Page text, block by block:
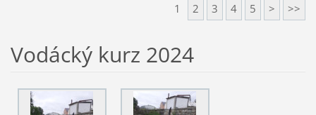
1 2 3 4 5 > >>
Vodácký kurz 2024